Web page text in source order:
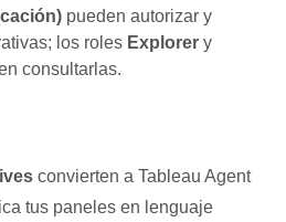
pueden autorizar y
los roles Explorer y
consultarlas.
convierten a Tableau Agent
tus paneles en lenguaje